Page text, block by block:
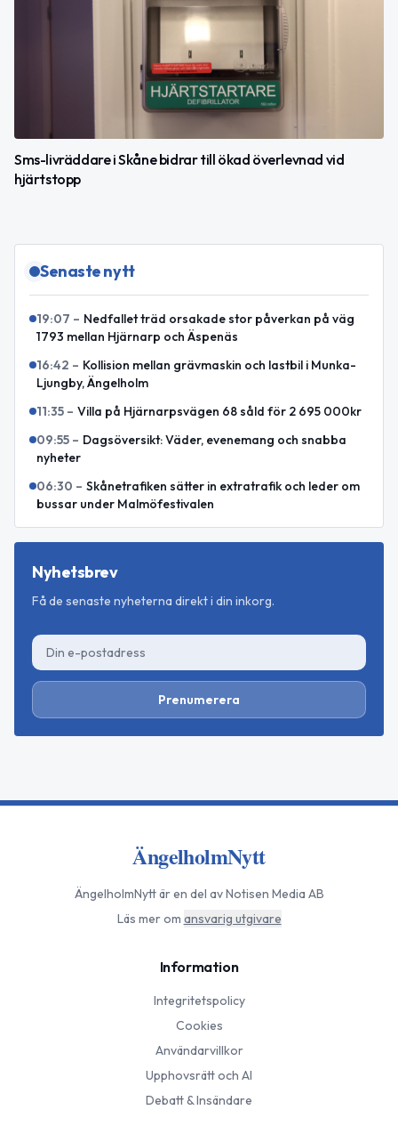
Sms-livräddare i Skåne bidrar till ökad överlevnad vid
hjärtstopp
Senaste nytt
19:07 – Nedfallet träd orsakade stor påverkan på väg
1793 mellan Hjärnarp och Äspenäs
16:42 – Kollision mellan grävmaskin och lastbil i Munka-
Ljungby, Ängelholm
11:35 – Villa på Hjärnarpsvägen 68 såld för 2 695 000kr
09:55 – Dagsöversikt: Väder, evenemang och snabba
nyheter
06:30 – Skånetrafiken sätter in extratrafik och leder om
bussar under Malmöfestivalen
Nyhetsbrev
Få de senaste nyheterna direkt i din inkorg.
Prenumerera
ÄngelholmNytt
ÄngelholmNyttär en del av Notisen Media AB
Läs mer om ansvarig utgivare
Information
Integritetspolicy
Cookies
Användarvillkor
Upphovsrätt och AI
Debatt & Insändare